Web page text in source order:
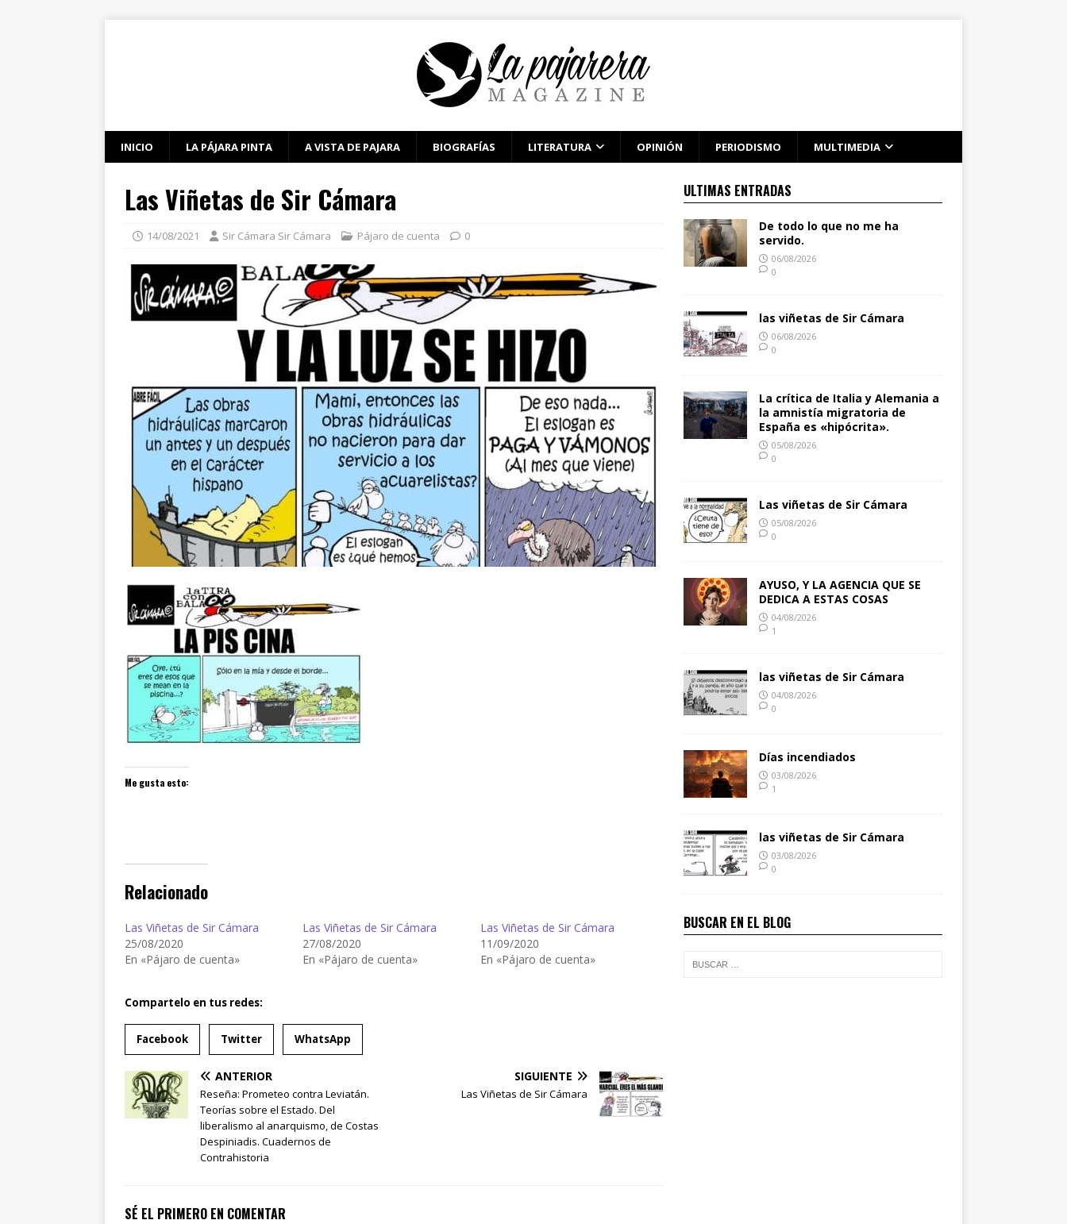
INICIO LA PÁJARA PINTA A VISTA DE PAJARA BIOGRAFÍAS LITERATURA OPINIÓN PERIODISMO MULTIMEDIA
Las Viñetas de Sir Cámara
14/08/2021 Sir Cámara Sir Cámara Pájaro de cuenta 0
Me gusta esto:
Relacionado
Las Viñetas de Sir Cámara
25/08/2020
En «Pájaro de cuenta»
Las Viñetas de Sir Cámara
27/08/2020
En «Pájaro de cuenta»
Las Viñetas de Sir Cámara
11/09/2020
En «Pájaro de cuenta»
Compartelo en tus redes:
Facebook Twitter WhatsApp
ANTERIOR
Reseña: Prometeo contra Leviatán.
Teorías sobre el Estado. Del
liberalismo al anarquismo, de Costas
Despiniadis. Cuadernos de
Contrahistoria
SIGUIENTE
Las Viñetas de Sir Cámara
SÉ EL PRIMERO EN COMENTAR
ULTIMAS ENTRADAS
De todo lo que no me ha
servido.
06/08/2026
0
las viñetas de Sir Cámara
06/08/2026
0
La crítica de Italia y Alemania a
la amnistía migratoria de
España es «hipócrita».
05/08/2026
0
Las viñetas de Sir Cámara
05/08/2026
0
AYUSO, Y LA AGENCIA QUE SE
DEDICA A ESTAS COSAS
04/08/2026
1
las viñetas de Sir Cámara
04/08/2026
0
Días incendiados
03/08/2026
1
las viñetas de Sir Cámara
03/08/2026
0
BUSCAR EN EL BLOG